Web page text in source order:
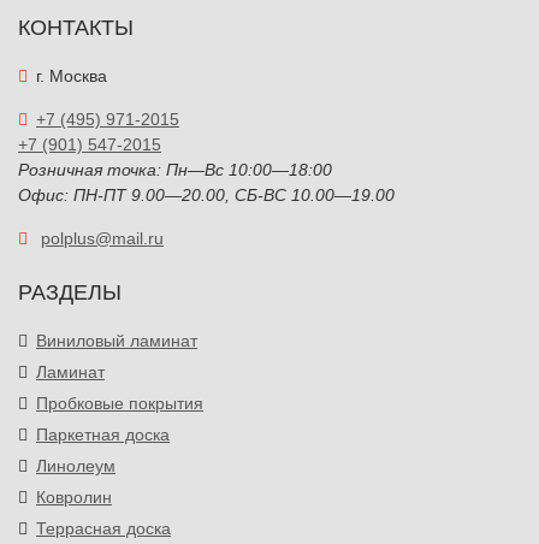
КОНТАКТЫ
г. Москва
+7 (495) 971-2015
+7 (901) 547-2015
Розничная точка: Пн—Вс 10:00—18:00
Офис: ПН-ПТ 9.00—20.00, СБ-ВС 10.00—19.00
polplus@mail.ru
РАЗДЕЛЫ
Виниловый ламинат
Ламинат
Пробковые покрытия
Паркетная доска
Линолеум
Ковролин
Террасная доска